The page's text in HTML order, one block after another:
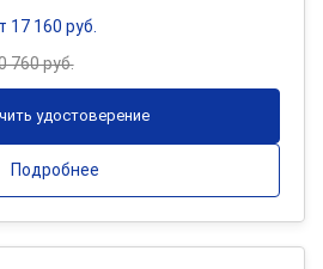
17 160 руб.
760 руб.
удостоверение
Подробнее